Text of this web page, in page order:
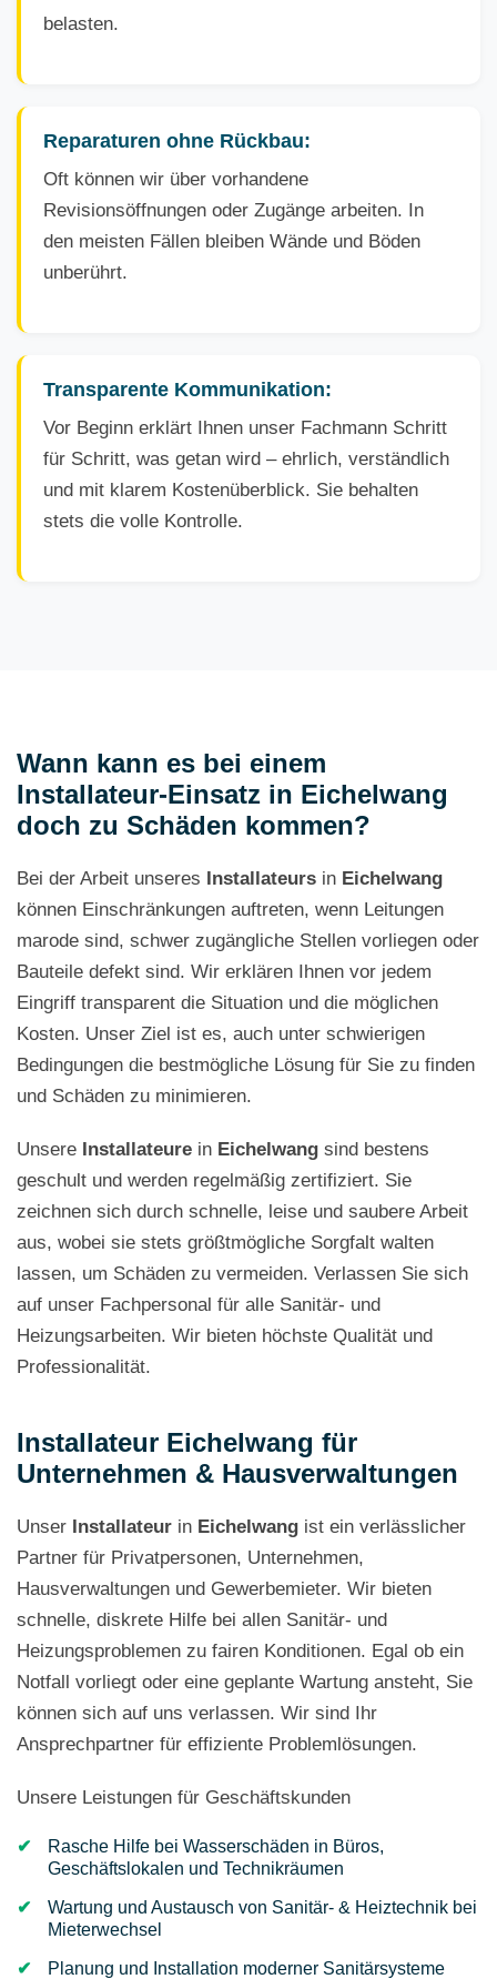
belasten.
Reparaturen ohne Rückbau:
Oft können wir über vorhandene
Revisionsöffnungen oder Zugänge arbeiten. In
den meisten Fällen bleiben Wände und Böden
unberührt.
Transparente Kommunikation:
Vor Beginn erklärt Ihnen unser Fachmann Schritt
für Schritt, was getan wird – ehrlich, verständlich
und mit klarem Kostenüberblick. Sie behalten
stets die volle Kontrolle.
Wann kann es bei einem
Installateur-Einsatz in Eichelwang
doch zu Schäden kommen?
Bei der Arbeit unseres Installateurs in Eichelwang
können Einschränkungen auftreten, wenn Leitungen
marode sind, schwer zugängliche Stellen vorliegen oder
Bauteile defekt sind. Wir erklären Ihnen vor jedem
Eingriff transparent die Situation und die möglichen
Kosten. Unser Ziel ist es, auch unter schwierigen
Bedingungen die bestmögliche Lösung für Sie zu finden
und Schäden zu minimieren.
Unsere Installateure in Eichelwang sind bestens
geschult und werden regelmäßig zertifiziert. Sie
zeichnen sich durch schnelle, leise und saubere Arbeit
aus, wobei sie stets größtmögliche Sorgfalt walten
lassen, um Schäden zu vermeiden. Verlassen Sie sich
auf unser Fachpersonal für alle Sanitär- und
Heizungsarbeiten. Wir bieten höchste Qualität und
Professionalität.
Installateur Eichelwang für
Unternehmen & Hausverwaltungen
Unser Installateur in Eichelwang ist ein verlässlicher
Partner für Privatpersonen, Unternehmen,
Hausverwaltungen und Gewerbemieter. Wir bieten
schnelle, diskrete Hilfe bei allen Sanitär- und
Heizungsproblemen zu fairen Konditionen. Egal ob ein
Notfall vorliegt oder eine geplante Wartung ansteht, Sie
können sich auf uns verlassen. Wir sind Ihr
Ansprechpartner für effiziente Problemlösungen.
Unsere Leistungen für Geschäftskunden
Rasche Hilfe bei Wasserschäden in Büros,
Geschäftslokalen und Technikräumen
Wartung und Austausch von Sanitär- & Heiztechnik bei
Mieterwechsel
Planung und Installation moderner Sanitärsysteme